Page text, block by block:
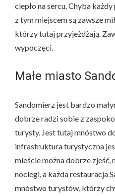
ciepło na sercu. Chyba
z tym miejscem są zawsze
którzy tutaj przyjeżdżają.
wypoczęci.
Małe miasto
Sandomierz jest bardzo
dobrze radzi sobie z
turysty. Jest tutaj mnóstwo
infrastruktura turystyczna
mieście można dobrze
noclegi, a każda restauracja
mnóstwo turystów, którzy